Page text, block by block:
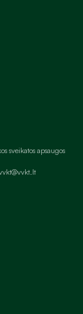
sveikatos apsaugos